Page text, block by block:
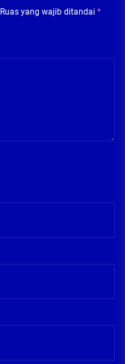
Ruas yang wajib ditandai *